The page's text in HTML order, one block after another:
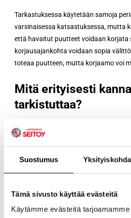
Suostumus
Tämä sivusto käyttää evästeitä
Käytämme evästeitä
Tarkastuksessa käytetään samoja
varsinaisessa katsastuksessa, mutta
että havaitut puutteet voidaan korjata
korjausajankohta voidaan sopia
toteaa puutteen, mutta korjaamo voi
Mitä erityisesti
tarkistuttaa?
Jarrut, renkaat ja valot ovat yleisimmät